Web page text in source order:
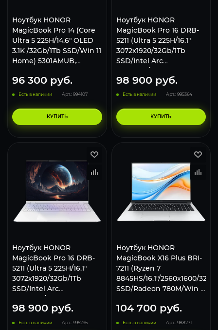
Ноутбук HONOR
MagicBook Pro 14 (Core
Ultra 5 225H/14.6" OLED
3.1K /32Gb/1Tb SSD/Win 11
Home) 5301AMUB,
96 300 руб.
Есть в наличии Арт.: 994107
КУПИТЬ
Ноутбук HONOR
MagicBook Pro 16 DRB-
5211 (Ultra 5 225H/16.1"
3072x1920/32Gb/1Tb
SSD/Intel Arc
Graphics/Win 11 Home)
5301ANSH Синий
98 900руб.
Есть в наличии Арт.: 995364
КУПИТЬ
Ноутбук HONOR
MagicBook Pro 16 DRB-
5211 (Ultra 5 225H/16.1"
3072x1920/32Gb/1Tb
SSD/Intel Arc
Graphics/Win 11 Home)
5301ANSF Белый
98 900 руб.
Есть в наличии Арт.: 995296
Ноутбук HONOR
MagicBook X16 Plus BRI-
7211 (Ryzen 7
8845HS/16.1"/2560x1600/
SSD/Radeon 780M/Win 11
104 700руб.
Есть в наличии Арт.: 988271